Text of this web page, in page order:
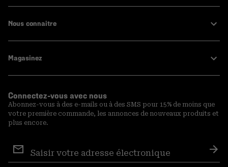
Nous connaitre
Magasinez
Connectez-vous avec nous
Abonnez-vous à des e-mails ou à des SMS pour 15% de moins que
votre première commande, les annonces de nouveaux produits et
plus encore.
aux
courriels